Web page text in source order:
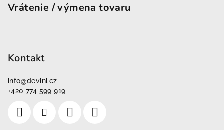
Vrátenie / výmena tovaru
Kontakt
info@devini.cz
+420 774 599 919